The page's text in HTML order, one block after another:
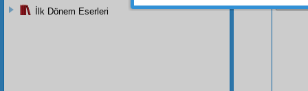
İlk Dönem Eserleri